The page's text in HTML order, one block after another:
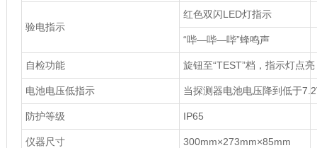
验电指示
红色双闪LED灯指示
“哔—哔—哔”蜂鸣声
自检功能 旋钮至“TEST”档，指示灯点
电池电压低指示 当探测器电池电压降到低于
防护等级 IP65
仪器尺寸 300mm×273mm×85mm